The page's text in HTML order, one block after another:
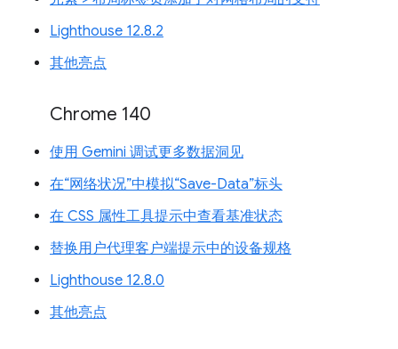
Lighthouse 12.8.2
其他亮点
Chrome 140
使用 Gemini 调试更多数据洞见
在“网络状况”中模拟“Save-Data”标头
在 CSS 属性工具提示中查看基准状态
替换用户代理客户端提示中的设备规格
Lighthouse 12.8.0
其他亮点